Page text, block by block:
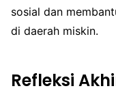
sosial dan
di daerah miskin.
Refleksi